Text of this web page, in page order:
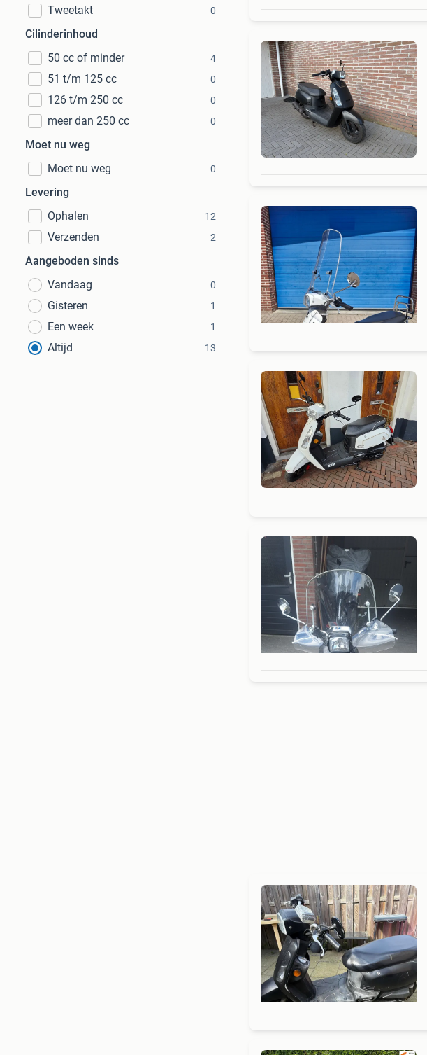
Tweetakt 0
Cilinderinhoud
50 cc of minder
4
51 t/m 125 cc 0
126 t/m 250 cc 0
meer dan 250 cc 0
Moet nu weg
Moet nu weg
0
Levering
Ophalen
12
Verzenden 2
Aangeboden sinds
Vandaag
0
Gisteren 1
Een week 1
Altijd 13